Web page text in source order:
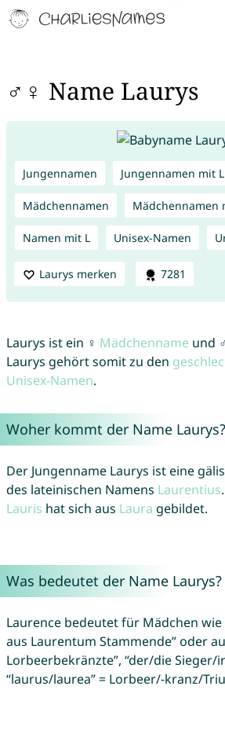
♂♀ Name Laurys
Jungennamen Jungennamen mit L
Mädchennamen Mädchennamen
Namen mit L Unisex-Namen
Laurys merken 7281
Laurys ist ein ♀ Mädchenname und
Laurys gehört somit zu den
Unisex-Namen.
Woher kommt der Name Laurys?
Der Jungenname Laurys ist eine
des lateinischen Namens Laurentius
Lauris hat sich aus Laura gebildet.
Was bedeutet der Name Laurys?
Laurence bedeutet für Mädchen wie
aus Laurentum Stammende” oder
Lorbeerbekränzte”, “der/die Sieger/
“laurus/laurea” = Lorbeer/-kranz/